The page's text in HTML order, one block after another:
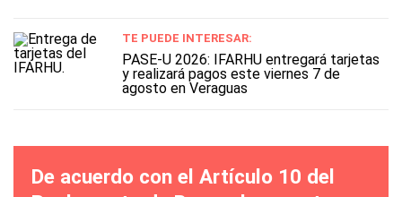
TE PUEDE INTERESAR:
PASE-U 2026: IFARHU entregará tarjetas
y realizará pagos este viernes 7 de
agosto en Veraguas
De acuerdo con el Artículo 10 del